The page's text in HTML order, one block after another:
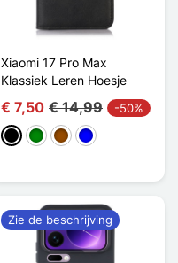
Xiaomi 17 Pro Max
Klassiek Leren Hoesje
€ 7,50 € 14,99 -50%
ZwartGroenBruinBlauw
Zie de beschrijving